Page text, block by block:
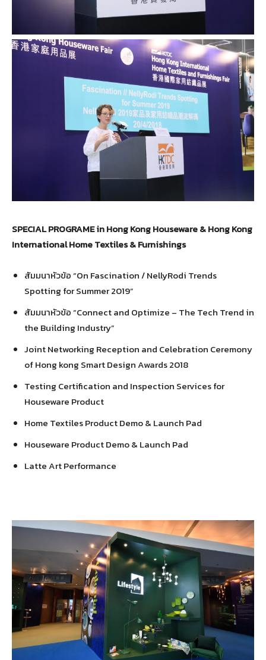
SPECIAL PROGRAME in Hong Kong Houseware & Hong Kong
International Home Textiles & Furnishings
สัมมนาหัวข้อ “On Fascination / NellyRodi Trends
Spotting for Summer 2019”
สัมมนาหัวข้อ “Connect and Optimize – The Tech Trend in
the Building Industry”
Joint Networking Reception and Celebration Ceremony
of Hong kong Smart Design Awards 2018
Testing Certification and Inspection Services for
Houseware Product
Home Textiles Product Demo & Launch Pad
Houseware Product Demo & Launch Pad
Latte Art Performance